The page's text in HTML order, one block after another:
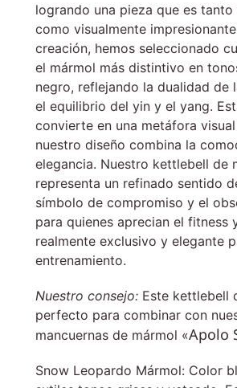
logrando una pieza que es tanto
como visualmente
creación, hemos seleccionado
el mármol más distintivo en
negro, reflejando la dualidad de
el equilibrio del yin y el yang.
convierte en una metáfora
nuestro diseño combina la
elegancia. Nuestro kettlebell de
representa un refinado sentido
símbolo de compromiso y el
para quienes aprecian el fitness
realmente exclusivo y elegante
entrenamiento.
Nuestro consejo: Este kettlebell
perfecto para combinar con
mancuernas de mármol «Apolo
Snow Leopardo Mármol: Color